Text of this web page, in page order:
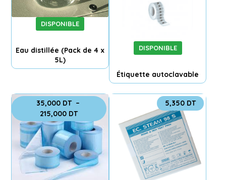
DISPONIBLE
Eau distillée (Pack de 4 x
5L)
DISPONIBLE
Étiquette autoclavable
35,000 DT –
215,000 DT
5,350 DT